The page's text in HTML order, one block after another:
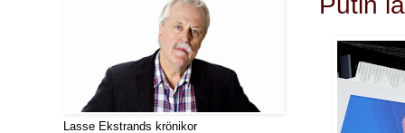
Lasse Ekstrands krönikor